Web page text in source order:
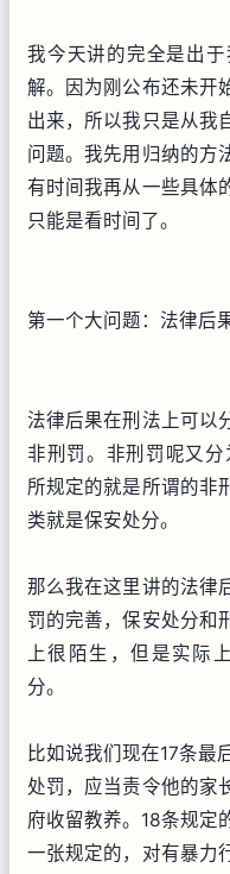
我今天讲的完全是出
解。因为刚公布还未开
出来，所以我只是从我
问题。我先用归纳的方
有时间我再从一些具体
只能是看时间了。
第一个大问题：法律后
法律后果在刑法上可以
非刑罚。非刑罚呢又
所规定的就是所谓的非
类就是保安处分。
那么我在这里讲的法律
罚的完善，保安处分和
上很陌生，但是实际
分。
比如说我们现在17条最
处罚，应当责令他的家
府收留教养。18条规定
一张规定的，对有暴力